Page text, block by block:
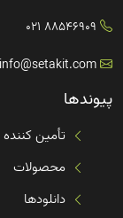
88546909 021
info@setakit.com
پیوندها
تأمین
محصولات
دانلودها